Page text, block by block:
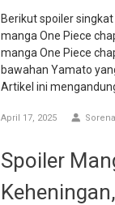
Berikut spoiler
manga One Piece
manga One Piece
bawahan Yamato
Artikel ini
April 17, 2025
Spoiler